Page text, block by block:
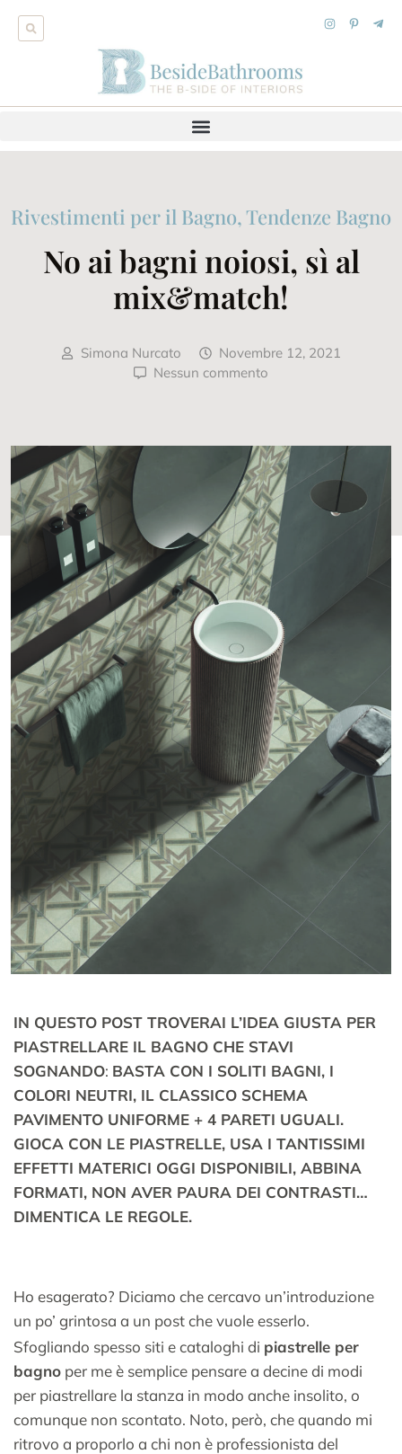
Rivestimenti per il Bagno,Tendenze Bagno
No ai bagni noiosi, sì al
mix&match!
Simona Nurcato
Novembre 12, 2021
Nessun commento
IN QUESTO POST TROVERAI L’IDEA GIUSTA PER
PIASTRELLARE IL BAGNO CHE STAVI
SOGNANDO: BASTA CON I SOLITI BAGNI, I
COLORI NEUTRI, IL CLASSICO SCHEMA
PAVIMENTO UNIFORME + 4 PARETI UGUALI.
GIOCA CON LE PIASTRELLE, USA I TANTISSIMI
EFFETTI MATERICI OGGI DISPONIBILI, ABBINA
FORMATI, NON AVER PAURA DEI CONTRASTI…
DIMENTICA LE REGOLE.
Ho esagerato? Diciamo che cercavo un’introduzione
un po’ grintosa a un post che vuole esserlo.
Sfogliando spesso siti e cataloghi di piastrelle per
bagno per me è semplice pensare a decine di modi
per piastrellare la stanza in modo anche insolito, o
comunque non scontato. Noto, però, che quando mi
ritrovo a proporlo a chi non è professionista del